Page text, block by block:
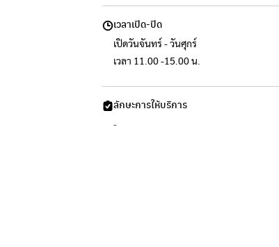
เวลาเปิด-ปิด
เปิดวันจันทร์ - วันศุกร์
เวลา 11.00 -15.00 น.
ลักษะการให้บริการ
-